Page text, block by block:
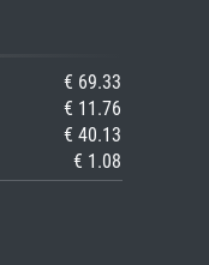
€ 69.33
€ 11.76
€ 40.13
€ 1.08